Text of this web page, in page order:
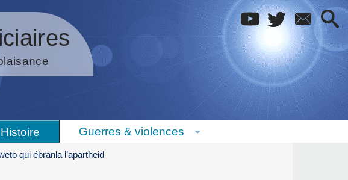
Histoire Guerres & violences
qui ébranla l’apartheid